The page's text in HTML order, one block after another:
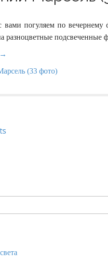
погуляем по вечернему
разноцветные подсвеченные
→